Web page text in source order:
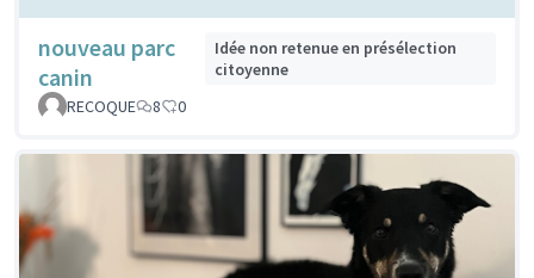
nouveau parc
canin
Idée non retenue en présélection
citoyenne
RECOQUE
8 0